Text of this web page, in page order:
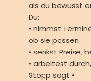
als du bewusst
Du:
• nimmst
ob sie passen
• senkst Preise,
• arbeitest
Stopp sagt •